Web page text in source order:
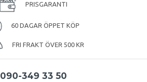
PRISGARANTI
60 DAGAR ÖPPET KÖP
FRI FRAKT ÖVER 500 KR
090-349 33 50